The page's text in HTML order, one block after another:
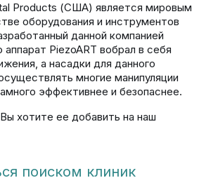
Products (США) является мировым
оборудования и инструментов
данной компанией
аппарат PiezoART вобрал в себя
а насадки для данного
многие манипуляции
эффективнее и безопаснее.
хотите ее добавить на наш
поиском клиник